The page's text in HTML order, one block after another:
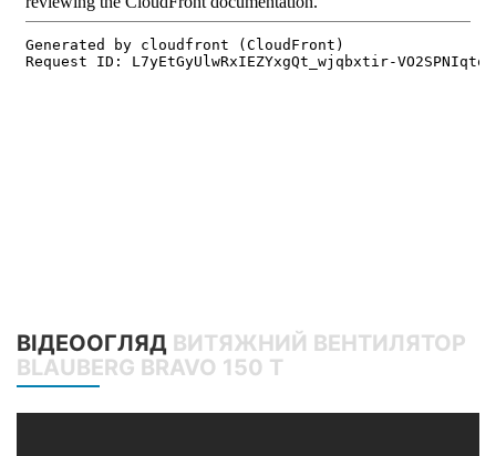
ВІДЕООГЛЯД ВИТЯЖНИЙ ВЕНТИЛЯТОР
BLAUBERG BRAVO 150 T